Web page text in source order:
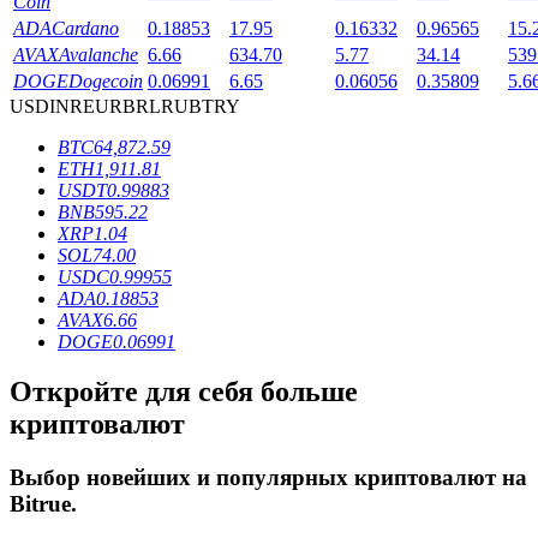
Блокировки BTR
Эксклюзивные инвестиции для владельцев BTR
Кредиты
ADACardano 0.18853 17.95 0.16332 0.96565
AVAXAvalanche 6.66 634.70 5.77 34.14
DOGEDogecoin 0.06991 6.65 0.06056 0.35809
USDINREURBRLRUBTRY
BTC64,872.59
ETH1,911.81
USDT0.99883
BNB595.22
XRP1.04
SOL74.00
USDC0.99955
ADA0.18853
AVAX6.66
DOGE0.06991
Откройте для себя больше
криптовалют
Выбор новейших и популярных криптовалют на
Bitrue.